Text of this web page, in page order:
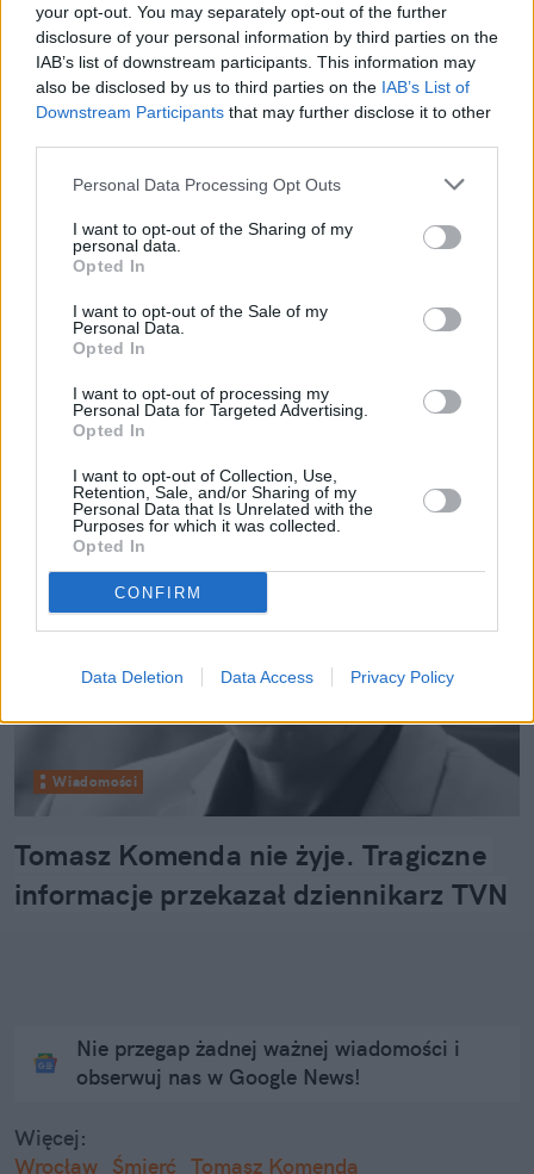
your opt-out. You may separately opt-out of the further
disclosure of your personal information by third parties on the
IAB’s list of downstream participants. This information may
also be disclosed by us to third parties on the IAB’s List of
Downstream Participants that may further disclose it to other
Personal Data Processing Opt Outs
I want to opt-out of the Sharing of my
personal data.
Opted In
I want to opt-out of the Sale of my
Personal Data.
Opted In
I want to opt-out of processing my
Personal Data for Targeted Advertising.
Opted In
I want to opt-out of Collection, Use,
Retention, Sale, and/or Sharing of my
Personal Data that Is Unrelated with the
Purposes for which it was collected.
Opted In
CONFIRM
Data Deletion Data Access Privacy Policy
Ostatecznie Sąd Okręgowy w Opolu orzekł, że
Tomasz Komenda za niesłuszne skazanie i uwięzienie
otrzyma od Skarbu Państwa 12 mln zł
zadośćuczynienia i 811 533 zł odszkodowania.
Czytaj także:
Wiadomości
Tomasz Komenda nie żyje. Tragiczne
informacje przekazał dziennikarz TVN
Nie przegap żadnej ważnej wiadomości i
obserwuj nas w Google News!
Więcej:
Wrocław Śmierć Tomasz Komenda